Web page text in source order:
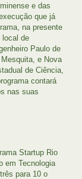
e das
que já
na presente
local de
Paulo de
e Nova
de Ciência,
contará
nas suas
Startup Rio
em Tecnologia
para 10 o